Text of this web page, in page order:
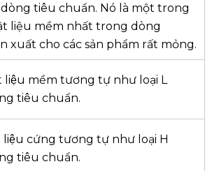
tiêu chuẩn. Nó là một trong
liệu mềm nhất trong dòng
xuất cho các sản phẩm rất mỏng.
liệu mềm tương tự như loại L
tiêu chuẩn.
liệu cứng tương tự như loại H
tiêu chuẩn.